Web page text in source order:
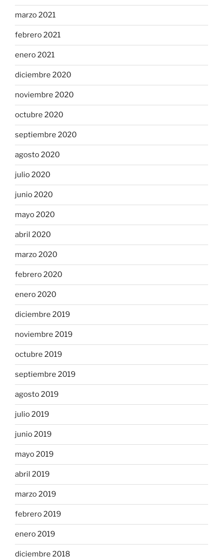
marzo 2021
febrero 2021
enero 2021
diciembre 2020
noviembre 2020
octubre 2020
septiembre 2020
agosto 2020
julio 2020
junio 2020
mayo 2020
abril 2020
marzo 2020
febrero 2020
enero 2020
diciembre 2019
noviembre 2019
octubre 2019
septiembre 2019
agosto 2019
julio 2019
junio 2019
mayo 2019
abril 2019
marzo 2019
febrero 2019
enero 2019
diciembre 2018